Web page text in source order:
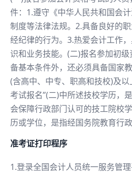
件：1.遵守《中华人民共和国会
制度等法律法规。2.具备良好的
经纪律的行为。3.热爱会计工作
识和业务技能。(二)报名参加初
备基本条件外，还必须具备国家
(含高中、中专、职高和技校)及以
考试报名”(二)中所述技校学历，
会保障行政部门认可的技工院校
历或学位，是指经国务院教育行
准考证打印程序
1.登录全国会计人员统一服务管